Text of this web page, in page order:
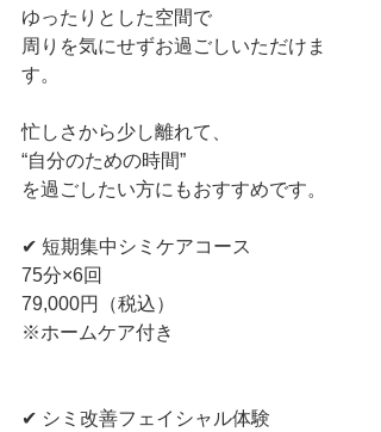
ゆったりとした空間で
周りを気にせずお過ごしいただけま
す。
忙しさから少し離れて、
“自分のための時間”
を過ごしたい方にもおすすめです。
✔ 短期集中シミケアコース
75分×6回
79,000円（税込）
※ホームケア付き
✔ シミ改善フェイシャル体験